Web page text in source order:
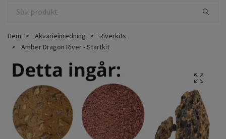
Hem Akvarieinredning
Riverkits
Amber Dragon River - Startkit